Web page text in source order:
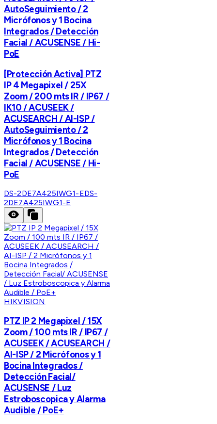
AutoSeguimiento / 2
Micrófonos y 1 Bocina
Integrados / Detección
Facial / ACUSENSE / Hi-
PoE
[Protección Activa] PTZ
IP 4 Megapixel / 25X
Zoom / 200 mts IR / IP67 /
IK10 / ACUSEEK /
ACUSEARCH / AI-ISP /
AutoSeguimiento / 2
Micrófonos y 1 Bocina
Integrados / Detección
Facial / ACUSENSE / Hi-
PoE
DS-2DE7A425IWG1-EDS-
2DE7A425IWG1-E
HIKVISION
PTZ IP 2 Megapixel / 15X
Zoom / 100 mts IR / IP67 /
ACUSEEK / ACUSEARCH /
AI-ISP / 2 Micrófonos y 1
Bocina Integrados /
Detección Facial/
ACUSENSE / Luz
Estroboscopica y Alarma
Audible / PoE+